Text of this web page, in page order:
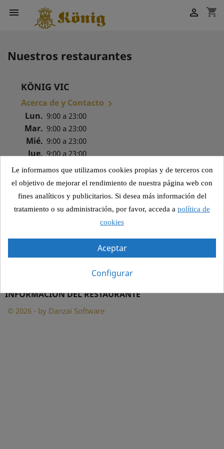
 shopping_cart

Nuestros restaurantes
KÖNIG VIC
Acerca de y Contacto 
Lun. 9:00 a 23:00
Mar. 9:00 a 23:00
Mié. 9:00 a 23:00
Jue. 9:00 a 23:00
Vie. 9:00 a 23:30
Sáb. 9:00 a 23:30
Dom. 9:00 a 23:00
INFORMACIÓN DEL RESTAURANTE
© 2026 - by Danzai Software
Le informamos que utilizamos cookies propias y de terceros con
el objetivo de mejorar el rendimiento de nuestra página web con
fines analíticos y publicitarios. Si desea más información del
tratamiento o su administración, por favor, acceda a política de
cookies
Aceptar
Configurar